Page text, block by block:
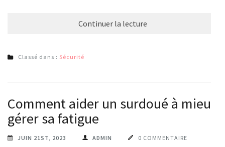
Continuer la lecture
Classé dans : Sécurité
Comment aider un surdoué à mieux
gérer sa fatigue
JUIN 21ST, 2023 ADMIN 0 COMMENTAIRE